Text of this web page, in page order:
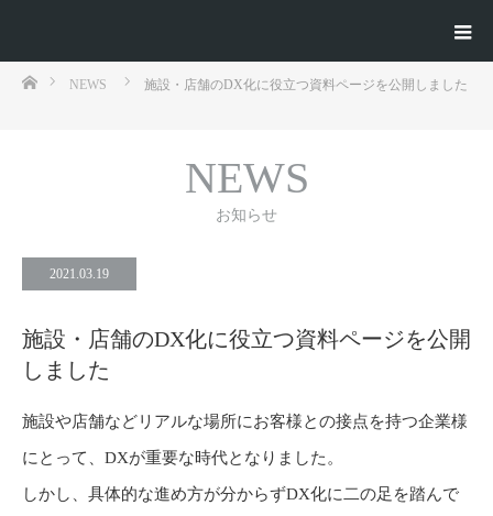
ホームNEWS 施設・店舗のDX化に役立つ資料ページを公開しました
NEWS
お知らせ
2021.03.19
施設・店舗のDX化に役立つ資料ページを公開
しました
施設や店舗などリアルな場所にお客様との接点を持つ企業様
にとって、DXが重要な時代となりました。
しかし、具体的な進め方が分からずDX化に二の足を踏んで